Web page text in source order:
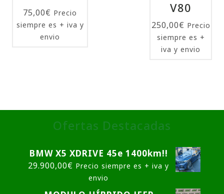
75,00€ Precio
siempre es + iva y
envio
V80
250,00€ Precio
siempre es +
iva y envio
Ofertas Destacadas
BMW X5 XDRIVE 45e 1400km!!
29.900,00€ Precio siempre es + iva y
envio